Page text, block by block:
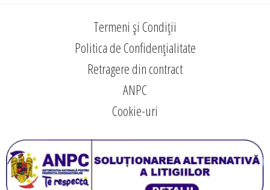
Termeni și Condiții
Politica de Confidențialitate
Retragere din contract
ANPC
Cookie-uri